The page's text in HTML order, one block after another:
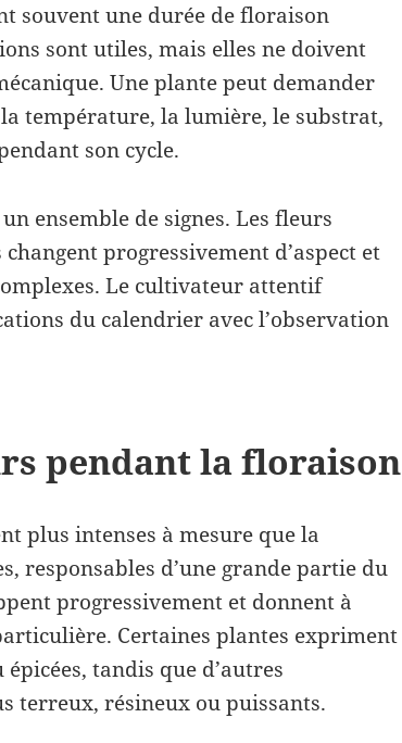
souvent une durée de floraison
sont utiles, mais elles ne doivent
Une plante peut demander
température, la lumière, le substrat,
son cycle.
ensemble de signes. Les fleurs
progressivement d’aspect et
Le cultivateur attentif
du calendrier avec l’observation
pendant la floraison
plus intenses à mesure que la
responsables d’une grande partie du
progressivement et donnent à
Certaines plantes expriment
tandis que d’autres
terreux, résineux ou puissants.